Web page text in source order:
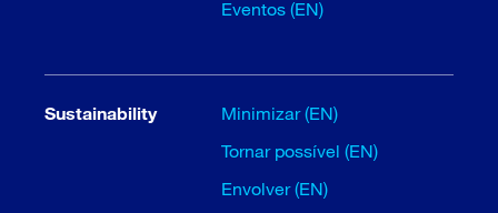
Eventos (EN)
Sustainability
Minimizar (EN)
Tornar possível (EN)
Envolver (EN)